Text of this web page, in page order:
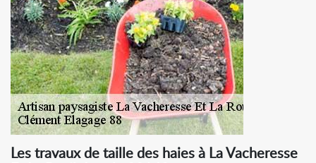
Les travaux de taille des haies à La Vacheresse